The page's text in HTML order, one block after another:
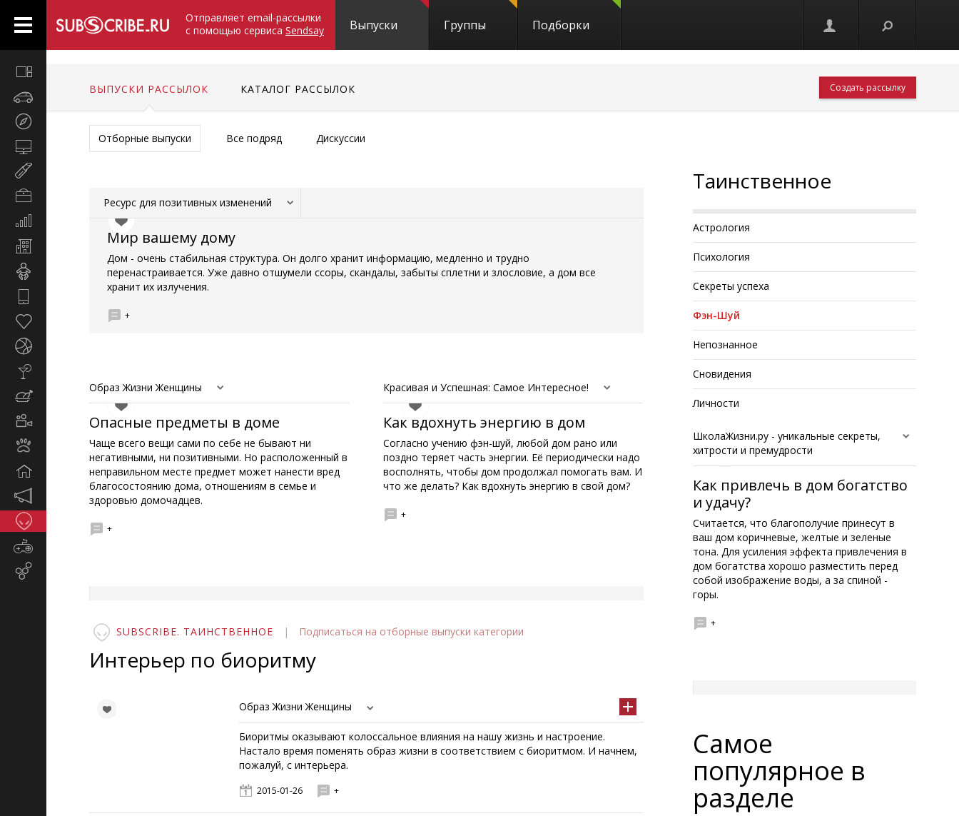
Отправляет email-рассылки
с помощью сервиса Sendsay Выпуски Группы Подборки
Компьютеры
Недвижимость
Кулинария
Животные
Маркетинг
реклама
Таинственное
маркетинг
ВЫПУСКИ РАССЫЛОК КАТАЛОГ РАССЫЛОК Создать рассылку
Отборные выпуски Все подряд Дискуссии
Ресурс для позитивных изменений
Мир вашему дому
Дом - очень стабильная структура. Он долго хранит информацию, медленно и трудно
перенастраивается. Уже давно отшумели ссоры, скандалы, забыты сплетни и злословие, а дом все
хранит их излучения.
+
Образ Жизни Женщины
Опасные предметы в доме
Чаще всего вещи сами по себе не бывают ни
негативными, ни позитивными. Но расположенный в
неправильном месте предмет может нанести вред
благосостоянию дома, отношениям в семье и
здоровью домочадцев.
+
Красивая и Успешная: Самое Интересное!
Как вдохнуть энергию в дом
Согласно учению фэн-шуй, любой дом рано или
поздно теряет часть энергии. Её периодически надо
восполнять, чтобы дом продолжал помогать вам. И
что же делать? Как вдохнуть энергию в свой дом?
+
SUBSCRIBE. ТАИНСТВЕННОЕ | Подписаться на отборные выпуски категории
Интерьер по биоритму
Образ Жизни Женщины
Биоритмы оказывают колоссальное влияния на нашу жизнь и настроение.
Настало время поменять образ жизни в соответствием с биоритмом. И начнем,
пожалуй, с интерьера.
2015-01-26 +
Таинственное
Астрология
Психология
Секреты успеха
Фэн-Шуй
Непознанное
Сновидения
Личности
ШколаЖизни.ру - уникальные секреты,
хитрости и премудрости
Как привлечь в дом богатство
и удачу?
Считается, что благополучие принесут в
ваш дом коричневые, желтые и зеленые
тона. Для усиления эффекта привлечения в
дом богатства хорошо разместить перед
собой изображение воды, а за спиной -
горы.
+
Самое
популярное в
разделе